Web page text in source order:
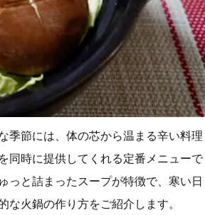
季節には、体の芯から温まる辛い料理
同時に提供してくれる定番メニューで
っと詰まったスープが特徴で、寒い日
火鍋の作り方をご紹介します。